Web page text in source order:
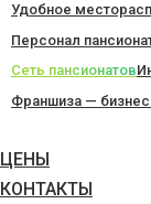
Удобное
Персонал
Сеть пансионатов
Франшиза —
ЦЕНЫ
КОНТАКТЫ